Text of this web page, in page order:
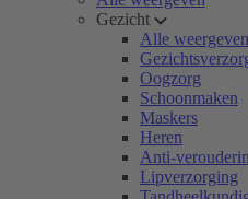
Gezicht
Alle weergeven
Oogzorg
Schoonmaken
Maskers
Heren
Anti-
Lipverzorging